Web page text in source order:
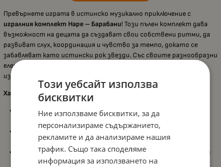
Превърнете играта в истинско музикално приключение с
игралния комплект Hape – Барабани! Този пълен комплект дава
възможност на децата да създават свои собствени ритми, да
развиват слух, координация и чувство за темпо, докато се
забавляват като истински рок звезди. Със своите разнообразни
елементи комплектът предлага реалистично музикално
изживяване и насърчава увереността и творческата изява.
Характеристики:
Пълен барабанен комплект за деца– включва бас барабан,
Интерактивна клавиатура с музика и ритми
играта с разнообразни мелодии и забавни звуци;
Включени аксесоари– табуретка, педал и чифт стикове за
реалистична и удобна игра;
Този уебсайт използва
бисквитки
Ние използваме бисквитки, за да
персонализираме съдържанието,
рекламите и да анализираме нашия
трафик. Също така споделяме
информация за използването на